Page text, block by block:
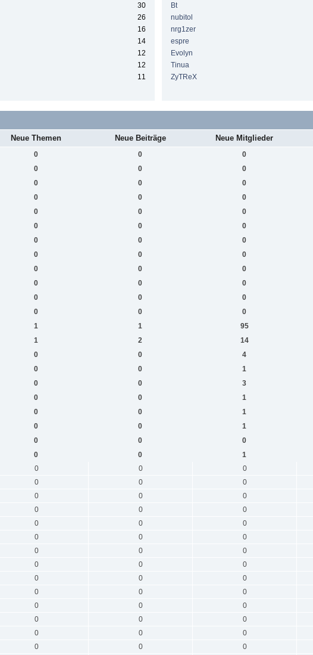
30
26
16
14
12
12
11
Bt
nubitol
nrg1zer
espre
Evolyn
Tinua
ZyTReX
Neue Themen Neue Beiträge Neue Mitglieder
0 0 0
0 0 0
0 0 0
0 0 0
0 0 0
0 0 0
0 0 0
0 0 0
0 0 0
0 0 0
0 0 0
0 0 0
1 1 95
1 2 14
0 0 4
0 0 1
0 0 3
0 0 1
0 0 1
0 0 1
0 0 0
0 0 1
0 0 0
0 0 0
0 0 0
0 0 0
0 0 0
0 0 0
0 0 0
0 0 0
0 0 0
0 0 0
0 0 0
0 0 0
0 0 0
0 0 0